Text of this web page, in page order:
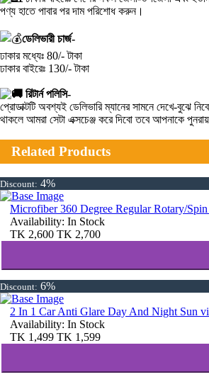
পণ্য হাতে পাবার পর দাম পরিশোধ করুন।
ডেলিভারী চার্জ-
ঢাকার মধ্যেঃ 80/- টাকা
ঢাকার বাইরেঃ 130/- টাকা
রিটার্ন পলিসি-
প্রোডাক্টটি অবশ্যই ডেলিভারি ম্যানের সামনে দেখে-বুঝে
থাকলে আমরা সেটা এক্সচেঞ্জ করে দিবো তবে আপনাকে পুনরায়
Related Products
Discount: 4%
Microfiber 360 Degree Regular Rotary/
Availability: In Stock
TK 2,600 TK 2,700
Discount: 6%
2 In 1 Car Anti Glare Day And Night Sun
Availability: In Stock
TK 1,499 TK 1,599